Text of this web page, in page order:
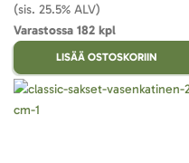
(sis. 25.5% ALV)
Varastossa 182 kpl
LISÄÄ OSTOSKORIIN